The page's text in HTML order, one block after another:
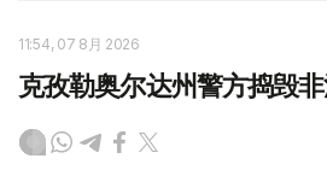
11:54, 07 8月 2026
克孜勒奥尔达州警方捣毁